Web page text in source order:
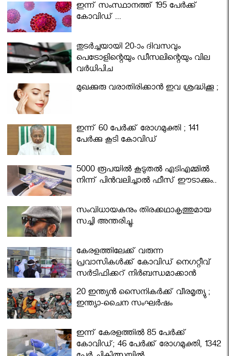
ഇന്ന് സംസ്ഥാനത്ത് 195 പേര്‍ക്ക്
കോവിഡ് ...
തുടർച്ചയായി 20-ാം ദിവസവും
പെട്രോളിന്റെയും ഡീസലിന്റെയും വില
വര്‍ധിപ്പിച്ചു
മുഖക്കുരു വരാതിരിക്കാന്‍ ഇവ ശ്രദ്ധിക്കൂ ;
ഇന്ന് 60 പേർക്ക് രോഗമുക്തി ; 141
പേര്‍ക്കു കൂടി കോവിഡ്
5000 രൂപയിൽ കൂടുതൽ എടിഎമ്മിൽ
നിന്ന് പിൻവലിച്ചാൽ ഫീസ് ഈടാക്കും..
സംവിധായകനും തിരക്കഥാകൃത്തുമായ
സച്ചി അന്തരിച്ചു.
കേരളത്തിലേക്ക് വരുന്ന
പ്രവാസികള്‍ക്ക് കോവിഡ് നെഗറ്റീവ്
സര്‍ട്ടിഫിക്കറ്റ് നിർബന്ധമാക്കാൻ
മന്ത്രിസഭ
20 ഇന്ത്യൻ സൈനികർക്ക് വീരമൃത്യു ;
ഇന്ത്യാ-ചൈന സംഘർഷം
ഇന്ന് കേരളത്തിൽ 85 പേർക്ക്
കോവിഡ്; 46 പേർക്ക് രോഗമുക്തി, 1342